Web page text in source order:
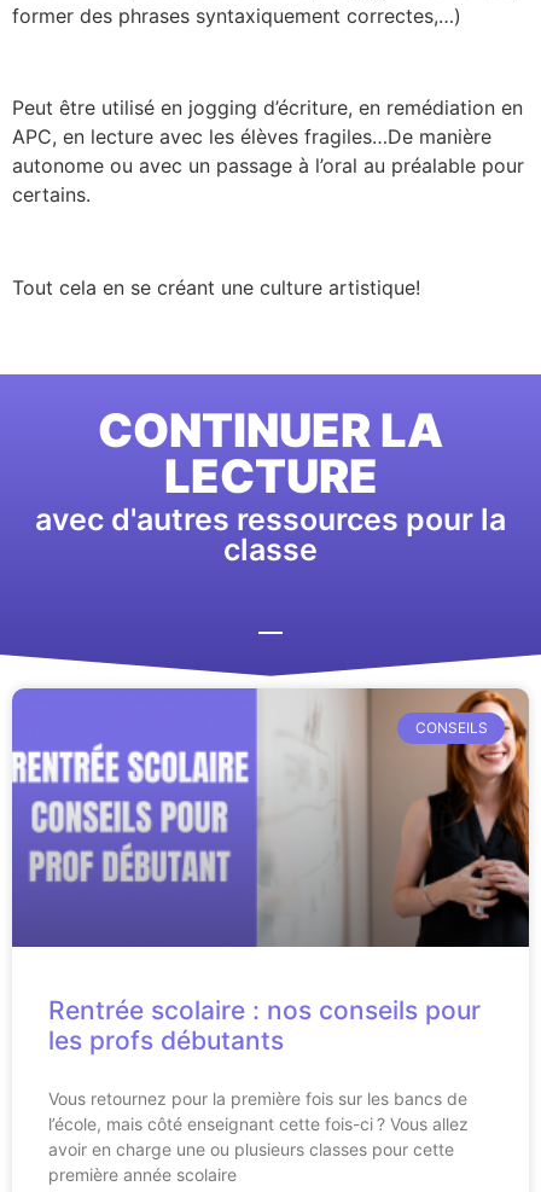
former des phrases syntaxiquement correctes,…)
Peut être utilisé en jogging d’écriture, en remédiation en
APC, en lecture avec les élèves fragiles…De manière
autonome ou avec un passage à l’oral au préalable pour
certains.
Tout cela en se créant une culture artistique!
CONTINUER LA
LECTURE
avec d'autres ressources pour la
classe
CONSEILS
Rentrée scolaire : nos conseils pour
les profs débutants
Vous retournez pour la première fois sur les bancs de
l’école, mais côté enseignant cette fois-ci ? Vous allez
avoir en charge une ou plusieurs classes pour cette
première année scolaire